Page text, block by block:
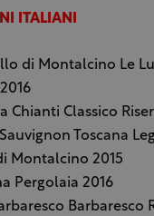
ITALIANI
di Montalcino Le
Chianti Classico
Toscana
Montalcino 2015
Pergolaia 2016
Barbaresco